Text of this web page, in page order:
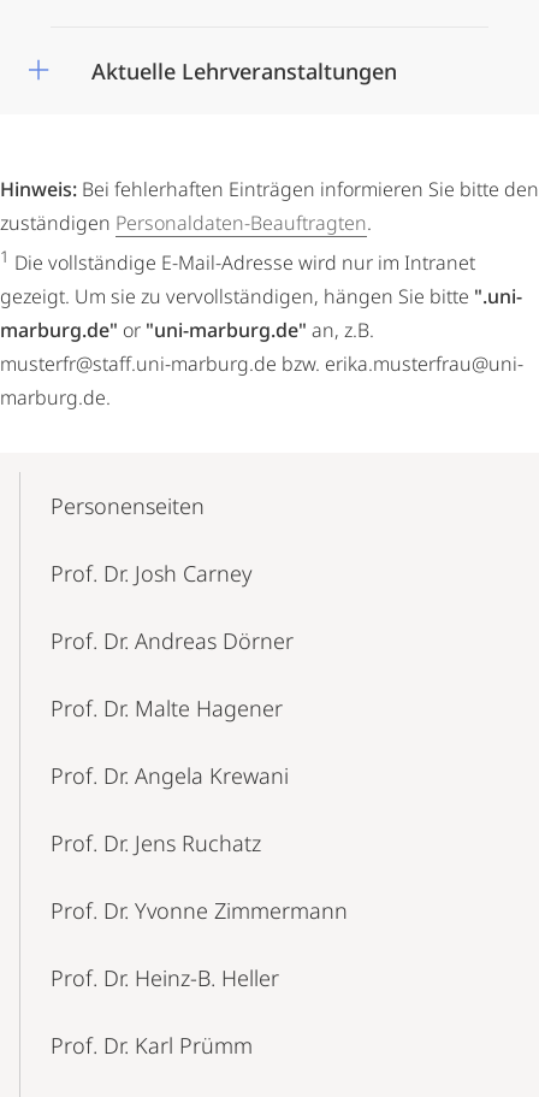
Aktuelle Lehrveranstaltungen
Hinweis: Bei fehlerhaften Einträgen informieren Sie bitte den
zuständigen Personaldaten-Beauftragten.
1 Die vollständige E-Mail-Adresse wird nur im Intranet
gezeigt. Um sie zu vervollständigen, hängen Sie bitte ".uni-
marburg.de" or "uni-marburg.de" an, z.B.
musterfr@staff.uni-marburg.de bzw. erika.musterfrau@uni-
marburg.de.
NavigationPersonenseiten
Prof. Dr. Josh Carney
Prof. Dr. Andreas Dörner
Prof. Dr. Malte Hagener
Prof. Dr. Angela Krewani
Prof. Dr. Jens Ruchatz
Prof. Dr. Yvonne Zimmermann
Prof. Dr. Heinz-B. Heller
Prof. Dr. Karl Prümm